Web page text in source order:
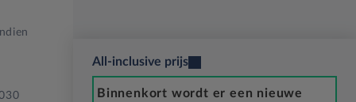
All-inclusive prijs
Binnenkort wordt er een nieuwe